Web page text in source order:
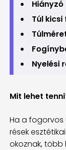
Túl
Nyelési
Mit lehet
Ha a
rések
okoznak, több